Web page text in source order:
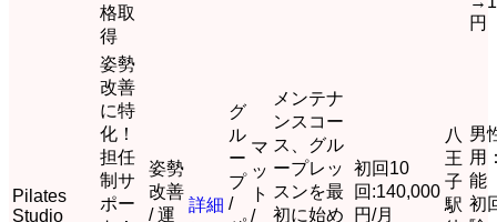
格取
得
円
Pilates
Studio
姿勢
改善
に特
化！
担任
制サ
ポー
姿勢
改善
/ 運
詳細
グ
ル
ー
プ
/
マ
ッ
ト
/
メンテナ
ンスコー
ス、グル
ープレッ
スンを最
初に始め
初回10
回:140,000
円/月
八
王
子
駅
男
用
能
初